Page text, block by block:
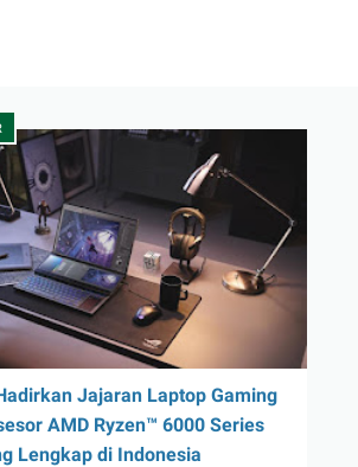
Jajaran Laptop Gaming
AMD Ryzen™ 6000 Series
Lengkap di Indonesia